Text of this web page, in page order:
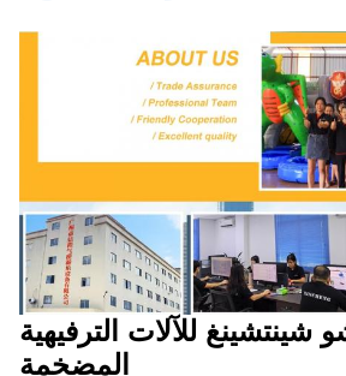
شينتشينغ للآلات الترفيهية
المضخمة